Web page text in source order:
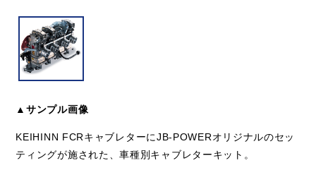
▲サンプル画像
KEIHINN FCRキャブレターにJB-POWERオリジナルのセッ
ティングが施された、車種別キャブレターキット。